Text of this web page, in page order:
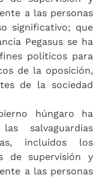
a las personas
significativo; que
Pegasus se ha
políticos para
de la oposición,
de la sociedad
húngaro ha
salvaguardias
incluidos los
de supervisión y
a las personas